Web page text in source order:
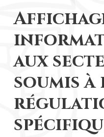
aux
soumis à